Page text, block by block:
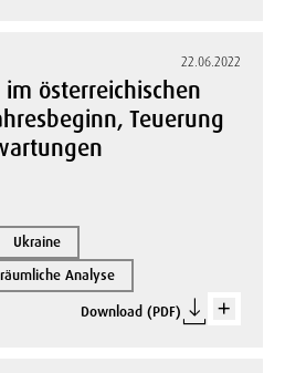
22.06.2022
österreichischen
Teuerung
Ukraine
Analyse
Download (PDF)